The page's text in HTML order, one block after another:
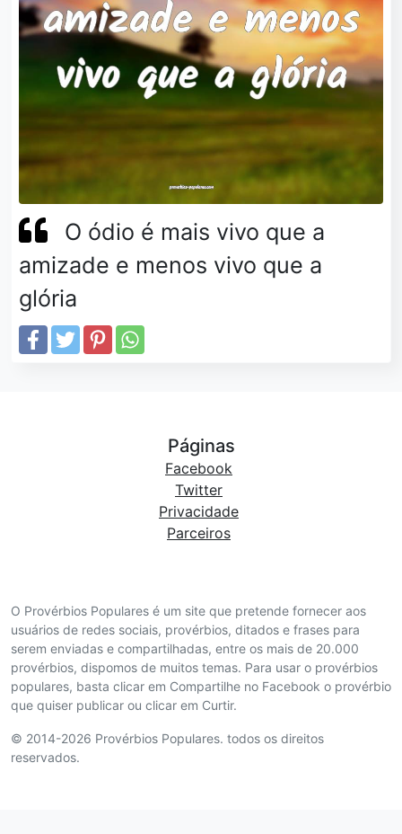
O ódio é mais vivo que a
amizade e menos vivo que a
glória
O Provérbios Populares é um site que pretende fornecer aos
usuários de redes sociais, provérbios, ditados e frases para
serem enviadas e compartilhadas, entre os mais de 20.000
provérbios, dispomos de muitos temas. Para usar o provérbios
populares, basta clicar em Compartilhe no Facebook o provérbio
que quiser publicar ou clicar em Curtir.
© 2014-2026 Provérbios Populares. todos os direitos
reservados.
Páginas
Facebook
Twitter
Privacidade
Parceiros